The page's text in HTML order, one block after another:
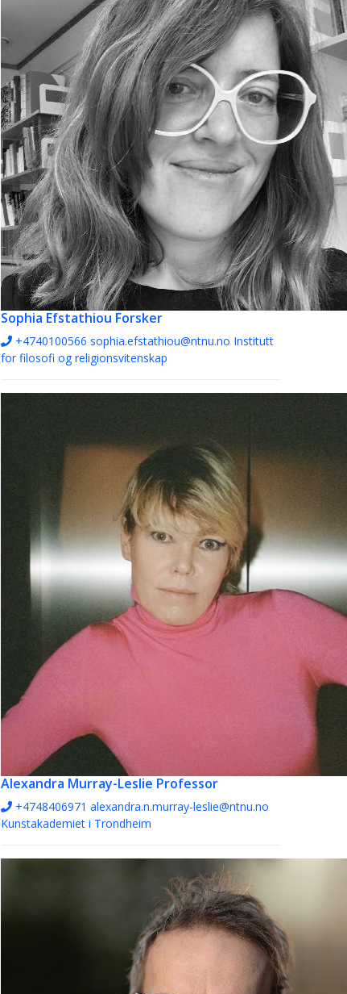
Sophia Efstathiou Forsker
+4740100566 sophia.efstathiou@ntnu.no Institutt
for filosofi og religionsvitenskap
Alexandra Murray-Leslie Professor
+4748406971‬ alexandra.n.murray-leslie@ntnu.no
Kunstakademiet i Trondheim